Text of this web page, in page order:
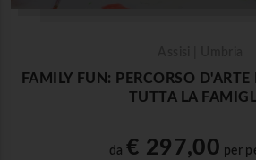
FAMILY FUN: PERCORSO D'ARTE
TUTTA LA
da € 297,00 per